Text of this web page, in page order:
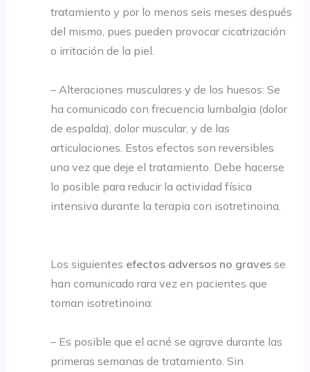
tratamiento y por lo menos seis meses después
del mismo, pues pueden provocar cicatrización
o irritación de la piel.
– Alteraciones musculares y de los huesos: Se
ha comunicado con frecuencia lumbalgia (dolor
de espalda), dolor muscular, y de las
articulaciones. Estos efectos son reversibles
una vez que deje el tratamiento. Debe hacerse
lo posible para reducir la actividad física
intensiva durante la terapia con isotretinoina.
Los siguientes efectos adversos no gravesse
han comunicado rara vez en pacientes que
toman isotretinoina:
– Es posible que el acné se agrave durante las
primeras semanas de tratamiento. Sin